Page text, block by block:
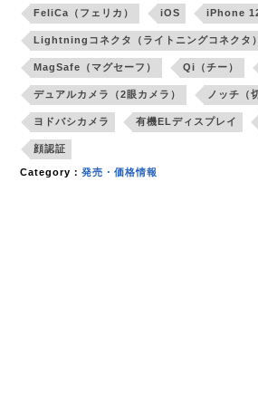
FeliCa（フェリカ） iOS iPhone
Lightningコネクタ（ライトニングコネクタ）
MagSafe（マグセーフ） Qi（チー）
デュアルカメラ（2眼カメラ） ノッチ（
ヨドバシカメラ 有機ELディスプレイ
顔認証
Category：発売・価格情報